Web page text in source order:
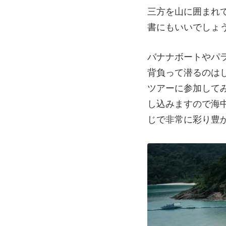
三方を山に囲まれ
書にもいいでしょ
バナナボートやパ
背負って潜るのは
ツアーに参加して
し込みますので海
じで非常に彩り豊